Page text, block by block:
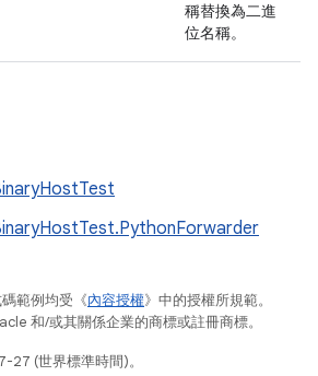
稱替換為二進
位名稱。
範例均受《內容授權》中的授權所規範。
和/或其關係企業的商標或註冊商標。
(世界標準時間)。